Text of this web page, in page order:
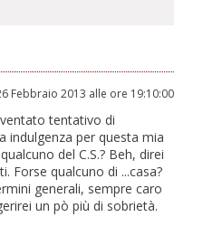
Febbraio 2013 alle ore 19:10:00
tentativo di
indulgenza per questa mia
del C.S.? Beh, direi
Forse qualcuno di ...casa?
generali, sempre caro
un pò più di sobrietà.